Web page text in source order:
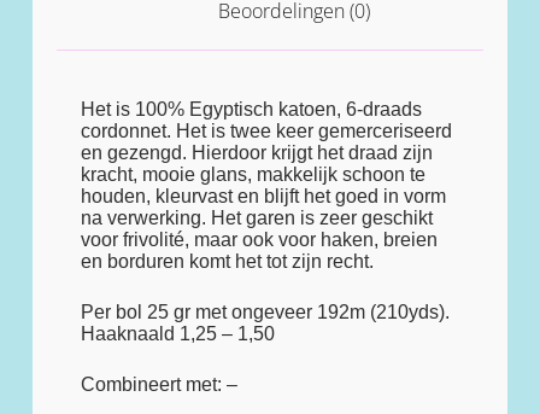
Beoordelingen (0)
Het is 100% Egyptisch katoen, 6-draads
cordonnet. Het is twee keer gemerceriseerd
en gezengd. Hierdoor krijgt het draad zijn
kracht, mooie glans, makkelijk schoon te
houden, kleurvast en blijft het goed in vorm
na verwerking. Het garen is zeer geschikt
voor frivolité, maar ook voor haken, breien
en borduren komt het tot zijn recht.
Per bol 25 gr met ongeveer 192m (210yds).
Haaknaald 1,25 – 1,50
Combineert met: –